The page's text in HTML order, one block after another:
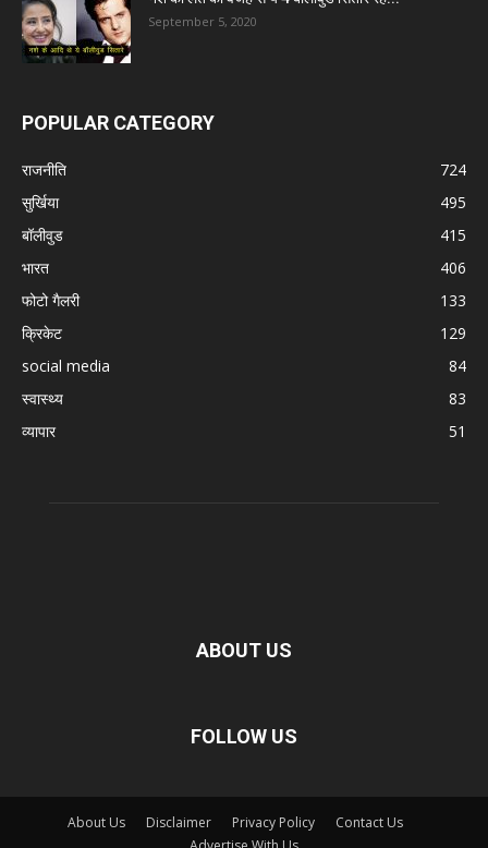
September 5, 2020
POPULAR CATEGORY
राजनीति
724
सुर्खिया
495
बॉलीवुड
415
भारत
406
फोटो गैलरी
133
क्रिकेट
129
social media
84
स्वास्थ्य
83
व्यापार
51
ABOUT US
FOLLOW US
About Us Disclaimer Privacy Policy
Contact Us